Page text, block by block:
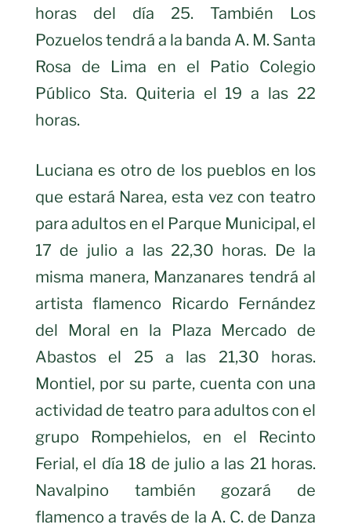
horas del día 25. También Los
Pozuelos tendrá a la banda A. M. Santa
Rosa de Lima en el Patio Colegio
Público Sta. Quiteria el 19 a las 22
horas.
Luciana es otro de los pueblos en los
que estará Narea, esta vez con teatro
para adultos en el Parque Municipal, el
17 de julio a las 22,30 horas. De la
misma manera, Manzanares tendrá al
artista flamenco Ricardo Fernández
del Moral en la Plaza Mercado de
Abastos el 25 a las 21,30 horas.
Montiel, por su parte, cuenta con una
actividad de teatro para adultos con el
grupo Rompehielos, en el Recinto
Ferial, el día 18 de julio a las 21 horas.
Navalpino también gozará de
flamenco a través de la A. C. de Danza